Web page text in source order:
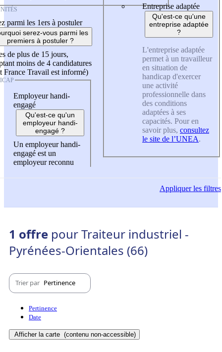
parmi les 1ers à postuler
serez-vous parmi les
premiers à postuler ?
de plus de 15 jours,
moins de 4 candidatures
France Travail est informé)
Employeur handi-
engagé
Qu'est-ce qu'un
employeur handi-
engagé ?
Un employeur handi-
engagé est un
employeur reconnu
Entreprise adaptée
Qu'est-ce qu'une
entreprise adaptée
?
L'entreprise adaptée
permet à un travailleur
en situation de
handicap d'exercer
une activité
professionnelle dans
des conditions
adaptées à ses
capacités. Pour en
savoir plus, consultez
le site de l’UNEA.
Appliquerles filtres
1 offre pour Traiteur industriel -
Pyrénées-Orientales (66)
Trier par Pertinence
Pertinence
Date
Afficher la carte (contenu non-accessible)